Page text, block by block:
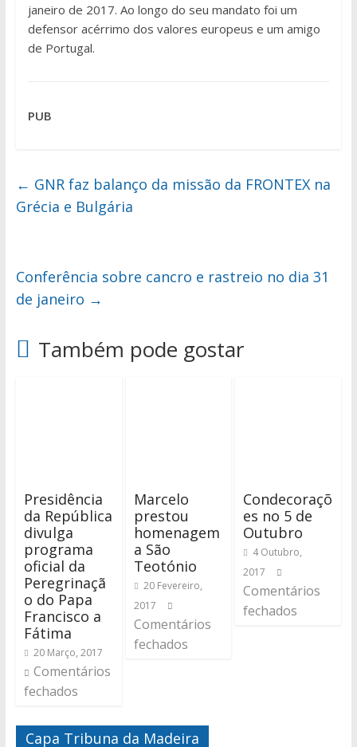
janeiro de 2017. Ao longo do seu mandato foi um
defensor acérrimo dos valores europeus e um amigo
de Portugal.
PUB
← GNR faz balanço da missão da FRONTEX na
Grécia e Bulgária
Conferência sobre cancro e rastreio no dia 31
de janeiro →
Também pode gostar
Presidência
da República
divulga
programa
oficial da
Peregrinaçã
o do Papa
Francisco a
Fátima
20 Março, 2017
Comentários
fechados
Marcelo
prestou
homenagem
a São
Teotónio
20 Fevereiro,
2017
Comentários
fechados
Condecoraçõ
es no 5 de
Outubro
4 Outubro,
2017
Comentários
fechados
Capa Tribuna da Madeira